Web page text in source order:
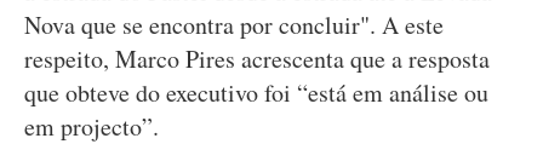
Nova que se encontra por concluir". A este
respeito, Marco Pires acrescenta que a resposta
que obteve do executivo foi “está em análise ou
em projecto”.